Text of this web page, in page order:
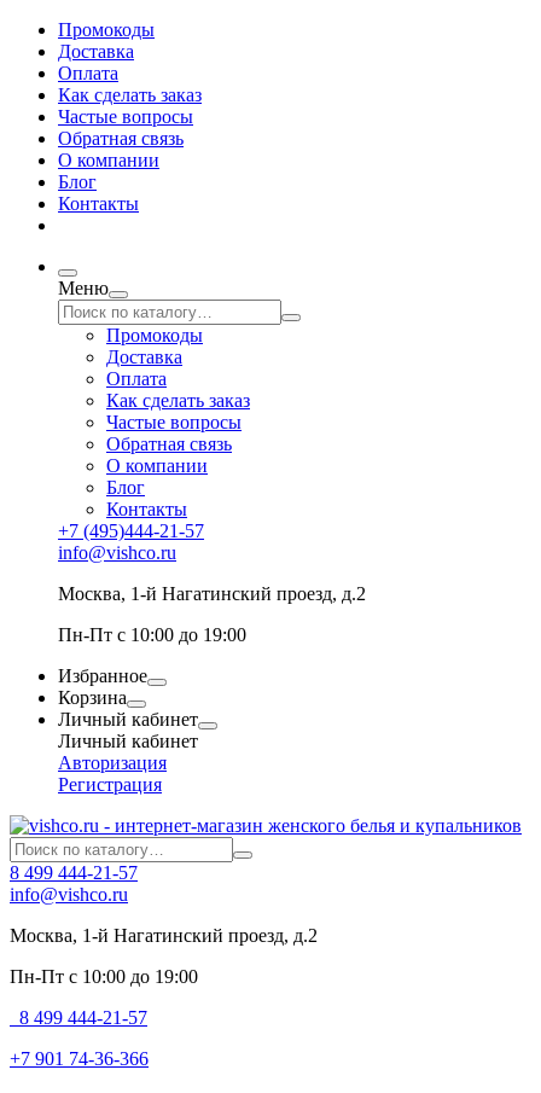
Промокоды
Доставка
Оплата
Как сделать заказ
Частые вопросы
Обратная связь
О компании
Блог
Контакты
Меню
Промокоды
Доставка
Оплата
Как сделать заказ
Частые вопросы
Обратная связь
О компании
Блог
Контакты
+7 (495)444-21-57
info@vishco.ru
Москва, 1-й Нагатинский проезд, д.2
Пн-Пт с 10:00 до 19:00
Избранное
Корзина
Личный кабинет
Личный кабинет
Авторизация
Регистрация
8 499 444-21-57
info@vishco.ru
Москва, 1-й Нагатинский проезд, д.2
Пн-Пт с 10:00 до 19:00
8 499 444-21-57
+7 901 74-36-366